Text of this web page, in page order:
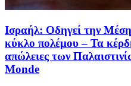
Ισραήλ: Οδηγεί την
κύκλο πολέμου – Τα
απώλειες των
Monde